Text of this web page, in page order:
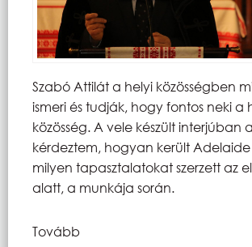
Szabó Attilát a helyi közösségben
ismeri és tudják, hogy fontos neki a
közösség. A vele készült interjúban
kérdeztem, hogyan került
milyen tapasztalatokat szerzett az
alatt, a munkája során.
Tovább